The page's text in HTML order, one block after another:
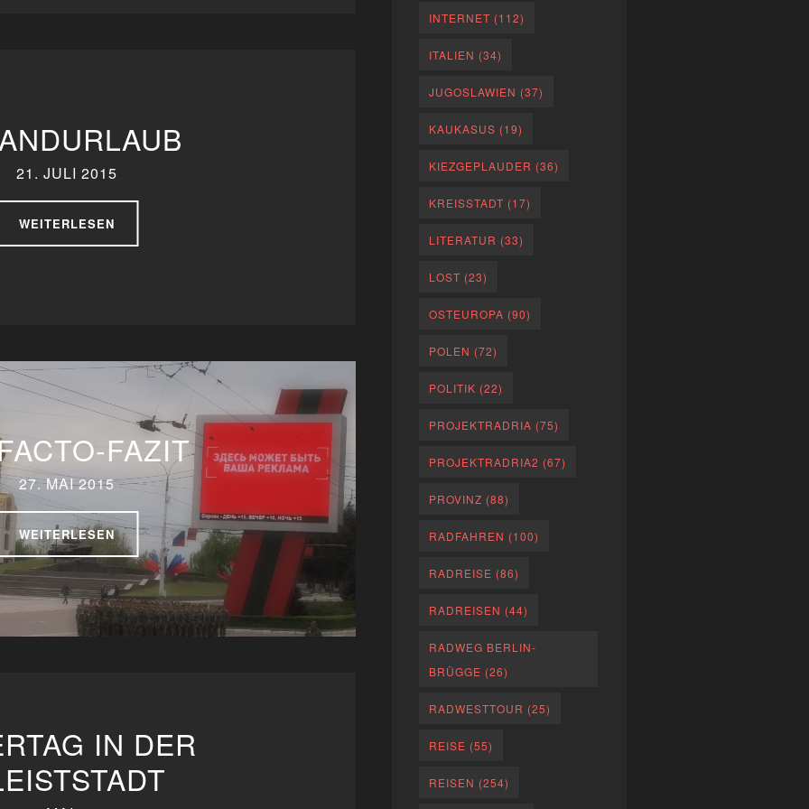
21. JULI 2015
WEITERLESEN
FAZIT
27. MAI 2015
WEITERLESEN
IN DER
INTERNET (112)
ITALIEN (34)
JUGOSLAWIEN (37)
KAUKASUS (19)
KIEZGEPLAUDER (36)
KREISSTADT (17)
LITERATUR (33)
LOST (23)
OSTEUROPA (90)
POLEN (72)
POLITIK (22)
PROJEKTRADRIA (75)
PROJEKTRADRIA2 (67)
PROVINZ (88)
RADFAHREN (100)
RADREISE (86)
RADREISEN (44)
RADWEG BERLIN-
BRÜGGE (26)
RADWESTTOUR (25)
REISE (55)
REISEN (254)